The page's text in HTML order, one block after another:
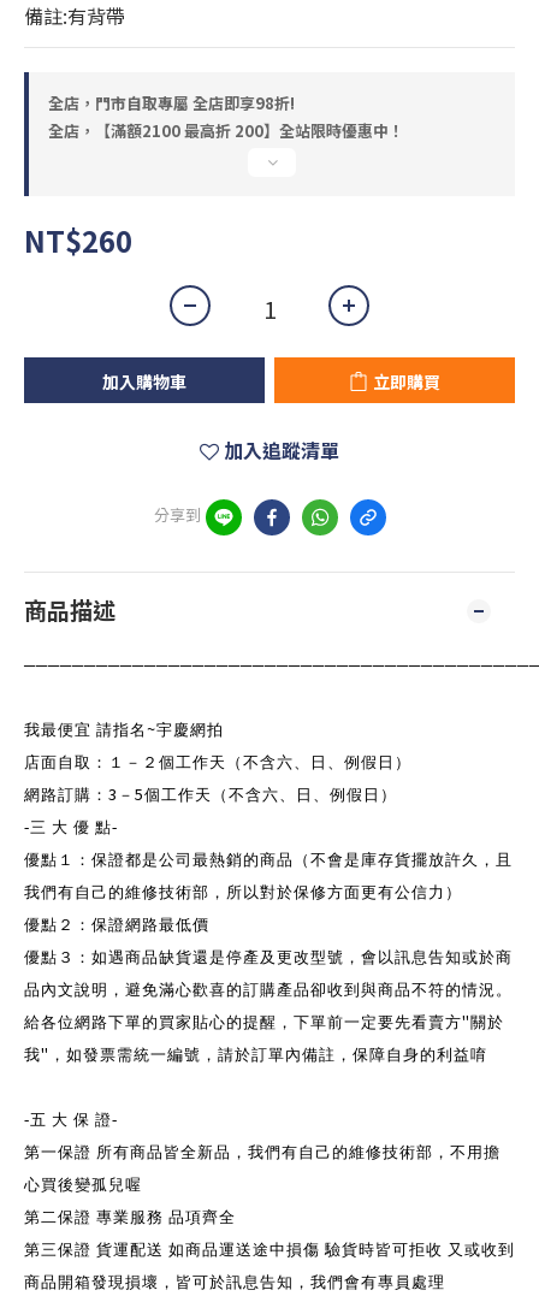
備註:有背帶
全店，門市自取專屬 全店即享98折!
全店，【滿額2100 最高折 200】全站限時優惠中！
NT$260
加入購物車 立即購買
加入追蹤清單
分享到
商品描述
我最便宜 請指名 ~宇慶網拍
店面自取：１－２個工作天（不含六、日、例假日）
網路訂購： 3 － 5個工作天（不含六、日、例假日）
-三 大 優 點-
優點１：保證都是公司最熱銷的商品（不會是庫存貨擺放許久，且
我們有自己的維修技術部，所以對於保修方面更有公信力）
優點２：保證網路最低價
優點３：如遇商品缺貨還是停產及更改型號，會以訊息告知或於商
品內文說明，避免滿心歡喜的訂購產品卻收到與商品不符的情況。
給各位網路下單的買家貼心的提醒，下單前一定要先看賣方" 關於
我" ，如發票需統一編號，請於訂單內備註，保障自身的利益唷
-五 大 保 證-
第一保證 所有商品皆全新品，我們有自己的維修技術部，不用擔
心買後變孤兒喔
第二保證 專業服務 品項齊全
第三保證 貨運配送 如商品運送途中損傷 驗貨時皆可拒收 又或收到
商品開箱發現損壞，皆可於訊息告知，我們會有專員處理